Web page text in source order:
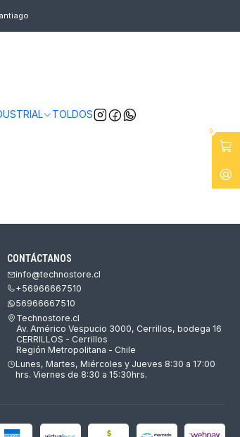
TOLDOS
0
CONTÁCTANOS
info@technostore.cl
+56966667510
56966667510
Technostore.cl
Av. Américo Vespucio 3000, Cerrillos, bodega 16
CERRILLOS - Cerrillos
Región Metropolitana - Chile
Lunes, Martes, Miércoles y Jueves 8:30 a 17:00
hrs. Viernes de 8:30 a 15:30hrs.